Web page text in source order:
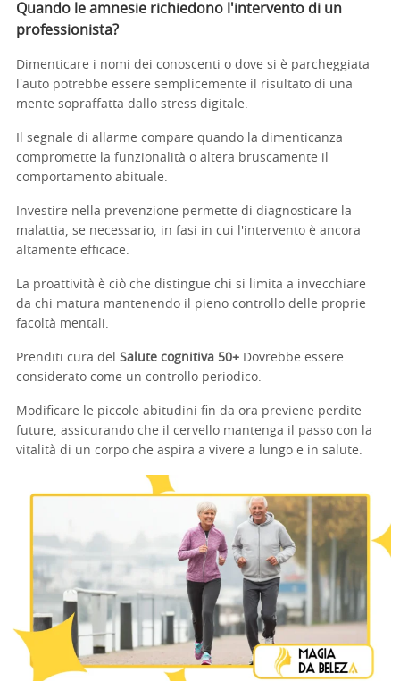
Quando le amnesie richiedono l'intervento di un
professionista?
Dimenticare i nomi dei conoscenti o dove si è parcheggiata
l'auto potrebbe essere semplicemente il risultato di una
mente sopraffatta dallo stress digitale.
Il segnale di allarme compare quando la dimenticanza
compromette la funzionalità o altera bruscamente il
comportamento abituale.
Investire nella prevenzione permette di diagnosticare la
malattia, se necessario, in fasi in cui l'intervento è ancora
altamente efficace.
La proattività è ciò che distingue chi si limita a invecchiare
da chi matura mantenendo il pieno controllo delle proprie
facoltà mentali.
Prenditi cura del Salute cognitiva 50+ Dovrebbe essere
considerato come un controllo periodico.
Modificare le piccole abitudini fin da ora previene perdite
future, assicurando che il cervello mantenga il passo con la
vitalità di un corpo che aspira a vivere a lungo e in salute.